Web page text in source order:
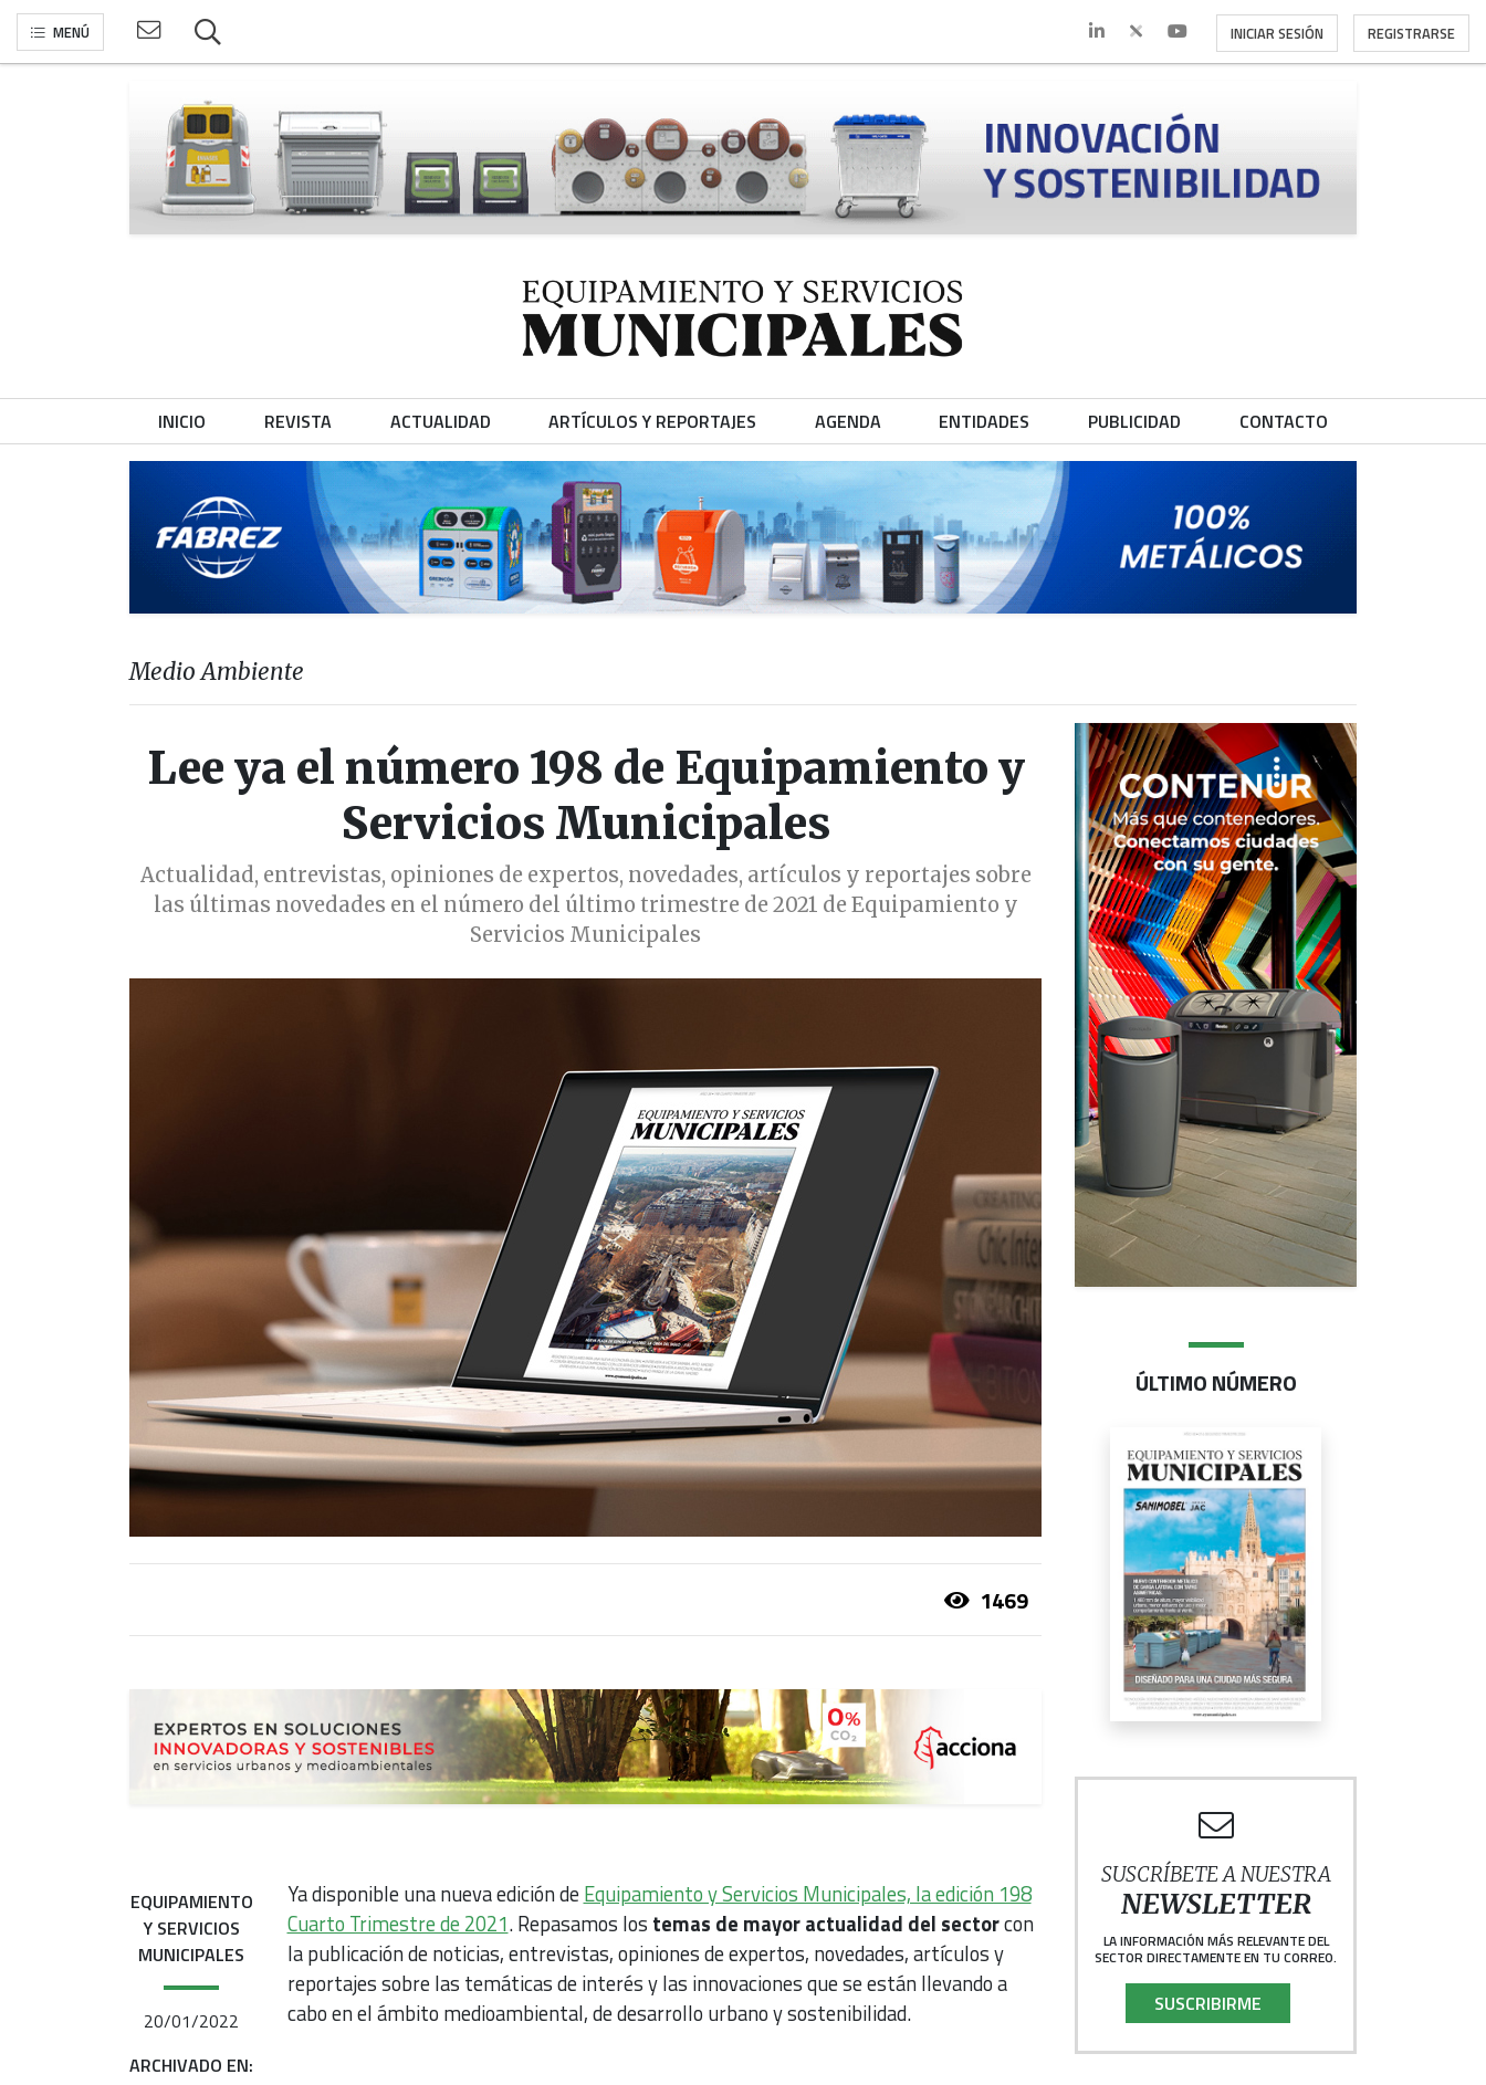
MENÚ INICIAR SESIÓN REGISTRARSE
INICIO REVISTA ACTUALIDAD ARTÍCULOS Y REPORTAJES AGENDA ENTIDADES PUBLICIDAD CONTACTO
Medio Ambiente
Lee ya el número 198 de Equipamiento y
Servicios Municipales
Actualidad, entrevistas, opiniones de expertos, novedades, artículos y reportajes sobre
las últimas novedades en el número del último trimestre de 2021 de Equipamiento y
Servicios Municipales
1469
EQUIPAMIENTO
Y SERVICIOS
MUNICIPALES
20/01/2022
ARCHIVADO EN:
Ya disponible una nueva edición deEquipamiento y Servicios Municipales, la edición 198
Cuarto Trimestre de 2021. Repasamos los temas de mayor actualidad del sectorcon
la publicación de noticias, entrevistas, opiniones de expertos, novedades, artículos y
reportajes sobre las temáticas de interés y las innovaciones que se están llevando a
cabo en el ámbito medioambiental, de desarrollo urbano y sostenibilidad.
ÚLTIMO NÚMERO
SUSCRÍBETE A NUESTRA
NEWSLETTER
LA INFORMACIÓN MÁS RELEVANTE DEL
SECTOR DIRECTAMENTE EN TU CORREO.
SUSCRIBIRME